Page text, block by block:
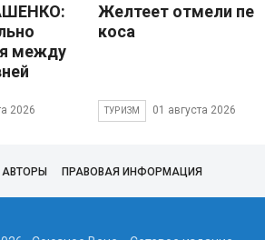
между
2026
Желтеет отмели
коса
ТУРИЗМ 01 августа 2026
АВТОРЫ ПРАВОВАЯ ИНФОРМАЦИЯ